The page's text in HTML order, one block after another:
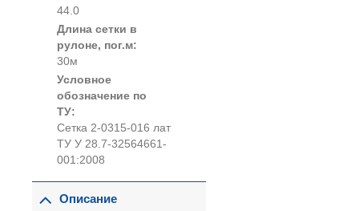
44.0
Длина сетки в
рулоне, пог.м:
30м
Условное
обозначение по
ТУ:
Сетка 2-0315-016 лат
ТУ У 28.7-32564661-
001:2008
Описание